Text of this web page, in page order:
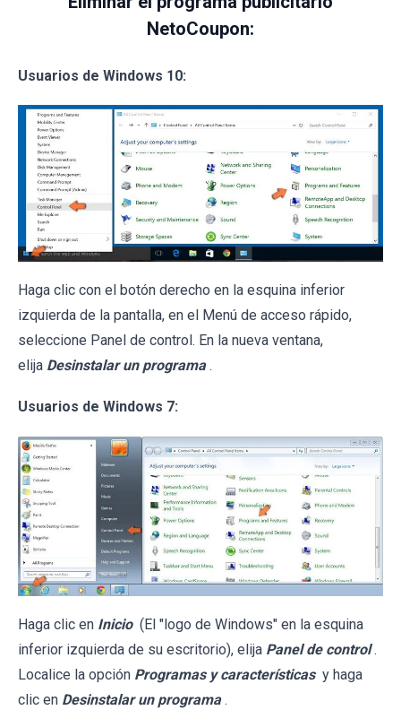
NetoCoupon:
Usuarios de Windows 10:
Haga clic con el botón derecho en la esquina inferior
izquierda de la pantalla, en el Menú de acceso rápido,
seleccione Panel de control. En la nueva ventana,
elija Desinstalar un programa .
Usuarios de Windows 7:
Haga clic en Inicio (El "logo de Windows" en la esquina
inferior izquierda de su escritorio), elija Panel de control .
Localice la opción Programas y características y haga
clic en Desinstalar un programa .